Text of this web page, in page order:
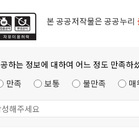
본 공공저작물은 공공누리
하는 정보에 대하여 어느 정도 만족하
만족 보통 불만족 매